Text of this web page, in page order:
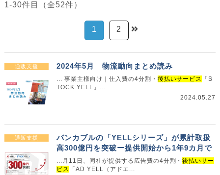
1-30件目（全52件）
1 2
通販支援 2024年5月 物流動向まとめ読み
... 事業主様向け｜仕入費の4分割・ 後払いサービス
「S
TOCK YELL」...
2024.05.27
通販支援
バンカブルの「YELLシリーズ」が累計取扱
高300億円を突破ー提供開始から1年9カ月で
...月11日、同社が提供する広告費の4分割・後払いサー
ビス
「AD YELL（アドエ...